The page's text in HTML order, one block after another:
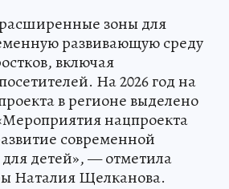
зоны для
развивающую среду
включая
На 2026 год на
в регионе выделено
нацпроекта
современной
детей», — отметила
Наталия Щелканова.